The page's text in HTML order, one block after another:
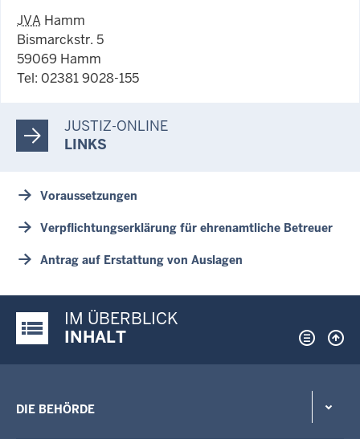
JVA Hamm
Bismarckstr. 5
59069 Hamm
Tel: 02381 9028-155
JUSTIZ-ONLINE
LINKS
Voraussetzungen
Verpflichtungserklärung für ehrenamtliche Betreuer
Antrag auf Erstattung von Auslagen
Justiz-Portal im Überblick:
IM ÜBERBLICK
INHALT
DIE BEHÖRDE